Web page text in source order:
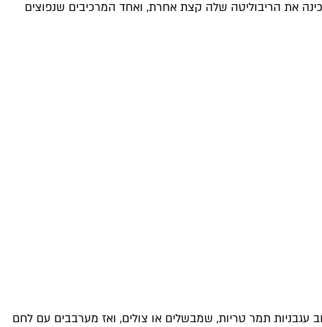
את הריבוליטה שלה קצת אחרת, ואחד המרכיבים שנפוצים
עגבניות תמר טריות, שמבשלים או צולים, ואז מערבבים עם לחם